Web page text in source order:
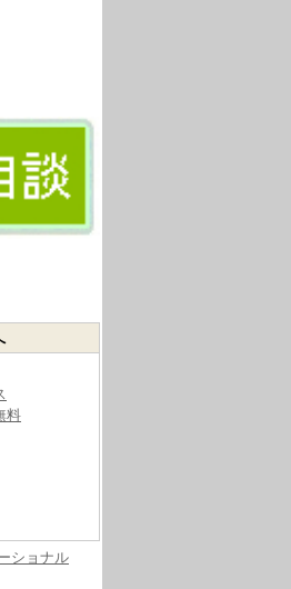
料
ショナル